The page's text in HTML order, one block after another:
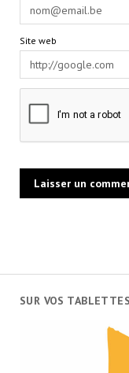
SUR VOS
Site web